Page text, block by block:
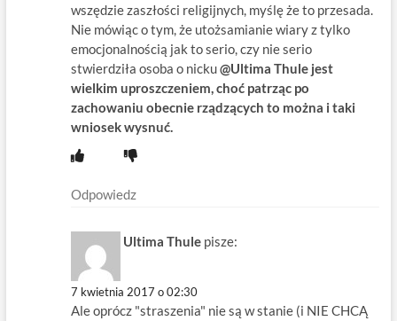
wszędzie zaszłości religijnych, myślę że to przesada.
Nie mówiąc o tym, że utożsamianie wiary z tylko
emocjonalnością jak to serio, czy nie serio
stwierdziła osoba o nicku@Ultima Thule jest
wielkim uproszczeniem, choć patrząc po
zachowaniu obecnie rządzących to można i taki
wniosek wysnuć.
Odpowiedz
Ultima Thule pisze:
7 kwietnia 2017 o 02:30
Ale oprócz "straszenia" nie są w stanie (i NIE CHCĄ